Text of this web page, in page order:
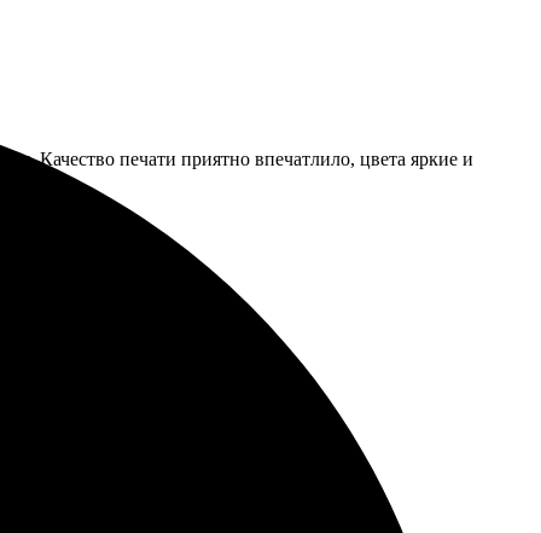
Качество печати приятно впечатлило, цвета яркие и
все понятные шаги.